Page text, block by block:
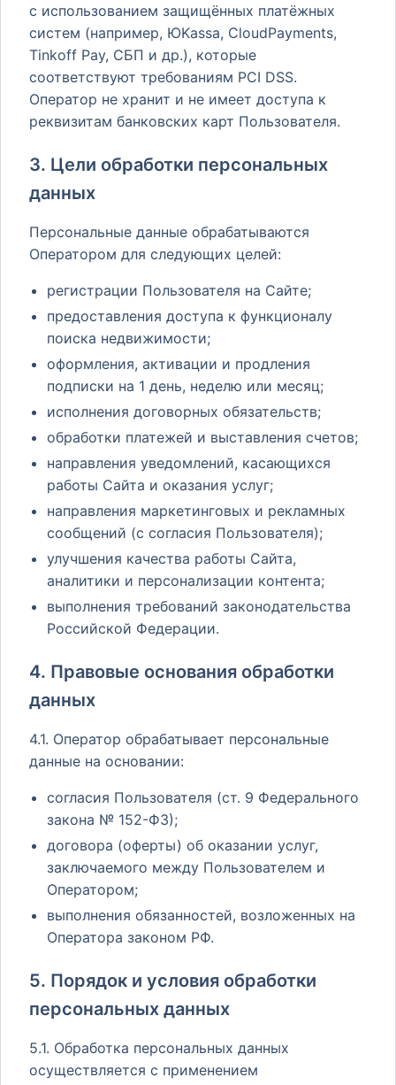
с использованием защищённых платёжных
систем (например, ЮKassa, CloudPayments,
Tinkoff Pay, СБП и др.), которые
соответствуют требованиям PCI DSS.
Оператор не хранит и не имеет доступа к
реквизитам банковских карт Пользователя.
3. Цели обработки персональных
данных
Персональные данные обрабатываются
Оператором для следующих целей:
регистрации Пользователя на Сайте;
предоставления доступа к функционалу
поиска недвижимости;
оформления, активации и продления
подписки на 1 день, неделю или месяц;
исполнения договорных обязательств;
обработки платежей и выставления счетов;
направления уведомлений, касающихся
работы Сайта и оказания услуг;
направления маркетинговых и рекламных
сообщений (с согласия Пользователя);
улучшения качества работы Сайта,
аналитики и персонализации контента;
выполнения требований законодательства
Российской Федерации.
4. Правовые основания обработки
данных
4.1. Оператор обрабатывает персональные
данные на основании:
согласия Пользователя (ст. 9 Федерального
закона № 152-ФЗ);
договора (оферты) об оказании услуг,
заключаемого между Пользователем и
Оператором;
выполнения обязанностей, возложенных на
Оператора законом РФ.
5. Порядок и условия обработки
персональных данных
5.1. Обработка персональных данных
осуществляется с применением